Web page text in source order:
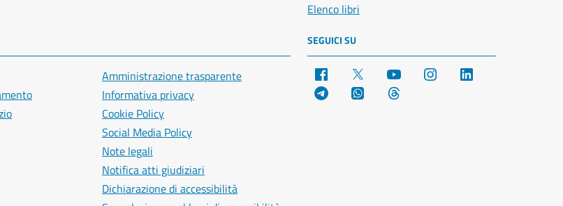
Elenco libri
Amministrazione trasparente
Informativa privacy
Cookie Policy
Social Media Policy
Note legali
Notifica atti giudiziari
Dichiarazione di accessibilità
SEGUICI SU
Facebook YouTube Instagram
Telegram WhatsApp